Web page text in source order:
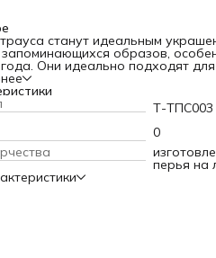
станут идеальным
запоминающихся образов,
Они идеально подходят
декоративных элементов для
поделок. Натуральные перья
7-10 см, надежно
ленте длиной 1 метр. Это
в использовании, позволяя
интерьерным элементам.
вашим праздничным нарядам,
неповторимую воздушность и
и очаровательным
Т-ТПС003
0
перья на